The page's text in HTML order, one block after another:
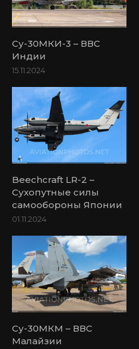
Су-30МКИ-3 – ВВС
Индии
15.11.2024
Beechcraft LR-2 –
Сухопутные силы
самообороны Японии
01.11.2024
Су-30МКМ – ВВС
Малайзии